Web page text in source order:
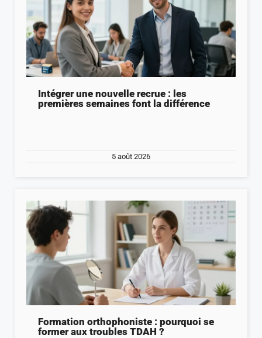
Intégrer une nouvelle recrue : les
premières semaines font la différence
5 août 2026
Formation orthophoniste : pourquoi se
former aux troubles TDAH ?